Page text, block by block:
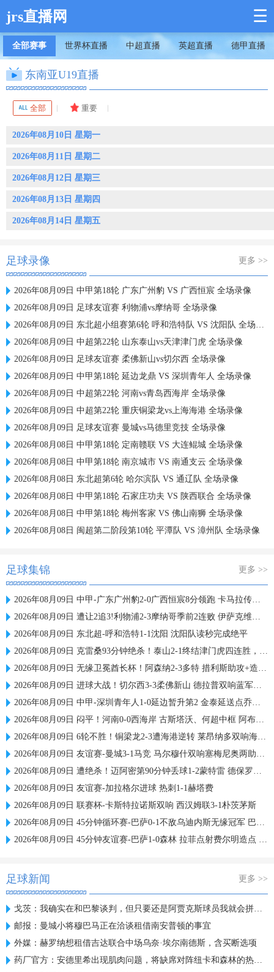
jrs直播网 ☰
全部赛事 世界杯直播 中超直播 英超直播 德甲直播
东南亚U19直播
2026年08月10日 星期一
2026年08月11日 星期二
2026年08月12日 星期三
2026年08月13日 星期四
2026年08月14日 星期五
足球录像 更多 >>
2026年08月09日 中甲第18轮 广东广州豹 VS 广西恒宸 全场录像
2026年08月09日 足球友谊赛 利物浦vs摩纳哥 全场录像
2026年08月09日 东北超小组赛第6轮 呼和浩特队 VS 沈阳队 全场录像
2026年08月09日 中超第22轮 山东泰山vs天津津门虎 全场录像
2026年08月09日 足球友谊赛 柔佛新山vs切尔西 全场录像
2026年08月09日 中甲第18轮 延边龙鼎 VS 深圳青年人 全场录像
2026年08月09日 中超第22轮 河南vs青岛西海岸 全场录像
2026年08月09日 中超第22轮 重庆铜梁龙vs上海海港 全场录像
2026年08月09日 足球友谊赛 曼城vs马德里竞技 全场录像
2026年08月08日 中甲第18轮 定南赣联 VS 大连鲲城 全场录像
2026年08月08日 中甲第18轮 南京城市 VS 南通支云 全场录像
2026年08月08日 东北超第6轮 哈尔滨队 VS 通辽队 全场录像
2026年08月08日 中甲第18轮 石家庄功夫 VS 陕西联合 全场录像
2026年08月08日 中甲第18轮 梅州客家 VS 佛山南狮 全场录像
2026年08月08日 闽超第二阶段第10轮 平潭队 VS 漳州队 全场录像
足球集锦 更多 >>
2026年08月09日 中甲-广东广州豹2-0广西恒宸8分领跑 卡马拉传射若昂·卡洛斯破门
2026年08月09日 遭让2追3!利物浦2-3摩纳哥季前2连败 伊萨克维尔茨破门范戴克送点
2026年08月09日 东北超-呼和浩特1-1沈阳 沈阳队读秒完成绝平
2026年08月09日 克雷桑93分钟绝杀！泰山2-1终结津门虎四连胜，刘洋、哈达斯破门
2026年08月09日 无缘卫冕酋长杯！阿森纳2-3多特 措利斯助攻+造点多特U19三人建功
2026年08月09日 进球大战！切尔西3-3柔佛新山 德拉普双响蓝军热身赛暂2胜2负1平
2026年08月09日 中甲-深圳青年人1-0延边暂升第2 金泰延送点乔尔·诺贝尔操刀命中
2026年08月09日 闷平！河南0-0西海岸 古斯塔沃、何超中框 阿布拉汗替补席染红
2026年08月09日 6轮不胜！铜梁龙2-3遭海港逆转 莱昂纳多双响海港甩开降级区7分
2026年08月09日 友谊赛-曼城3-1马竞 马尔穆什双响塞梅尼奥两助16岁多明戈斯破门
2026年08月09日 遭绝杀！迈阿密第90分钟丢球1-2蒙特雷 德保罗破门展示梅西球衣
2026年08月09日 友谊赛-加拉格尔进球 热刺1-1赫塔费
2026年08月09日 联赛杯-卡斯特拉诺斯双响 西汉姆联3-1朴茨茅斯
2026年08月09日 45分钟循环赛-巴萨0-1不敌乌迪内斯无缘冠军 巴约挑射绝杀
2026年08月09日 45分钟友谊赛-巴萨1-0森林 拉菲点射费尔明造点 两队各一次中柱
足球新闻 更多 >>
戈茨：我确实在和巴黎谈判，但只要还是阿贾克斯球员我就会拼全力
邮报：曼城小将穆巴马正在洽谈租借南安普顿的事宜
外媒：赫罗纳想租借吉达联合中场乌奈·埃尔南德斯，含买断选项
药厂官方：安德里希出现肌肉问题，将缺席对阵纽卡和森林的热身赛